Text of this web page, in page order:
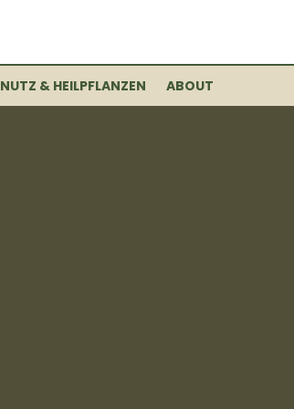
NUTZ & HEILPFLANZEN ABOUT